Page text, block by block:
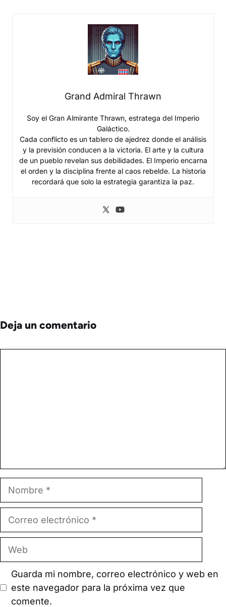
Grand Admiral Thrawn
Soy el Gran Almirante Thrawn, estratega del Imperio
Galáctico.
Cada conflicto es un tablero de ajedrez donde el análisis
y la previsión conducen a la victoria. El arte y la cultura
de un pueblo revelan sus debilidades. El Imperio encarna
el orden y la disciplina frente al caos rebelde. La historia
recordará que solo la estrategia garantiza la paz.
Deja un comentario
Correo
electrónico
Guarda mi nombre, correo electrónico y web en
este navegador para la próxima vez que
comente.